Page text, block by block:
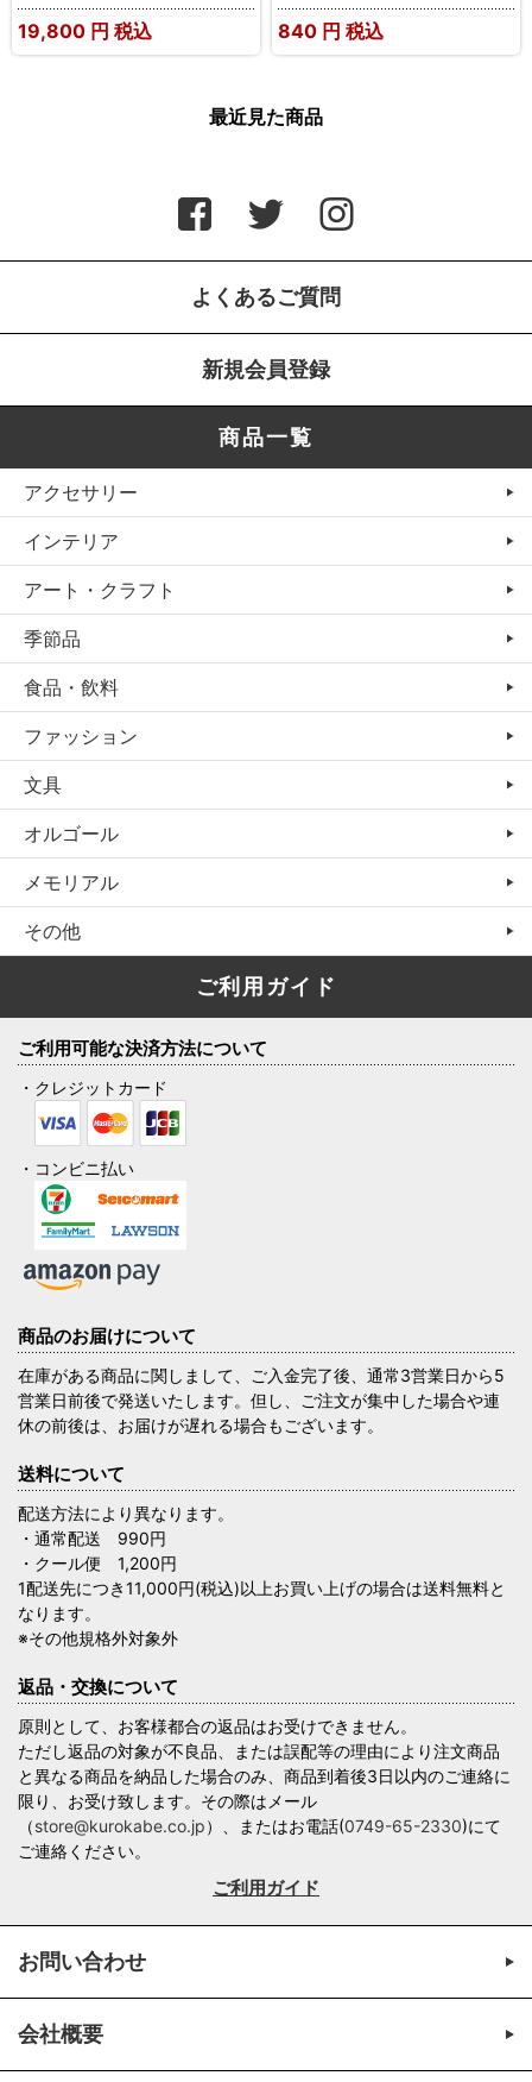
19,800 円 税込 840 円 税込
最近見た商品
よくあるご質問
新規会員登録
商品一覧
アクセサリー
インテリア
アート・クラフト
季節品
食品・飲料
ファッション
文具
オルゴール
メモリアル
その他
ご利用ガイド
ご利用可能な決済方法について
・クレジットカード
・コンビニ払い
商品のお届けについて
在庫がある商品に関しまして、ご入金完了後、通常3営業日から5
営業日前後で発送いたします。但し、ご注文が集中した場合や連
休の前後は、お届けが遅れる場合もございます。
送料について
配送方法により異なります。
・通常配送 990円
・クール便 1,200円
1配送先につき11,000円(税込)以上お買い上げの場合は送料無料と
なります。
※その他規格外対象外
返品・交換について
原則として、お客様都合の返品はお受けできません。
ただし返品の対象が不良品、または誤配等の理由により注文商品
と異なる商品を納品した場合のみ、商品到着後3日以内のご連絡に
限り、お受け致します。その際はメール
（store@kurokabe.co.jp）、またはお電話(0749-65-2330)にて
ご連絡ください。
ご利用ガイド
お問い合わせ
会社概要